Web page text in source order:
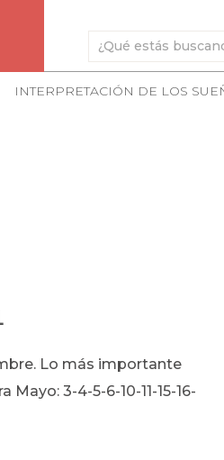
INTERPRETACIÓN DE LOS
Lo más importante
3-4-5-6-10-11-15-16-